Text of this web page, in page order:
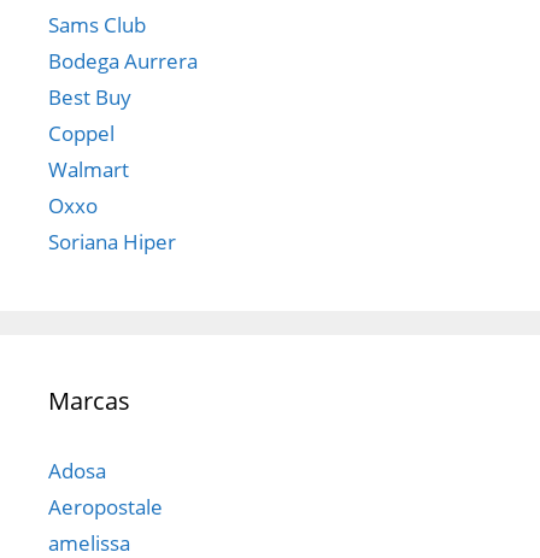
Sams Club
Bodega Aurrera
Best Buy
Coppel
Walmart
Oxxo
Soriana Hiper
Marcas
Adosa
Aeropostale
amelissa